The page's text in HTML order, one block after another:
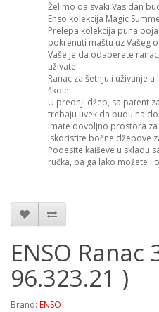
Želimo da svaki Vas dan
Enso kolekcija Magic
Prelepa kolekcija puna
pokrenuti maštu uz Vašeg
Vaše je da odaberete
uživate!
Ranac za šetnju i uživanje
škole.
U prednji džep, sa patent
trebaju uvek da budu na
imate dovoljno prostora za
Iskoristite bočne džepove
Podesite kaiševe u skladu
ručka, pa ga lako možete i
ENSO Ranac
96.323.21 )
Brand: ENSO